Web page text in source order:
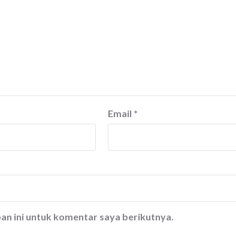
Email *
ini untuk komentar saya berikutnya.